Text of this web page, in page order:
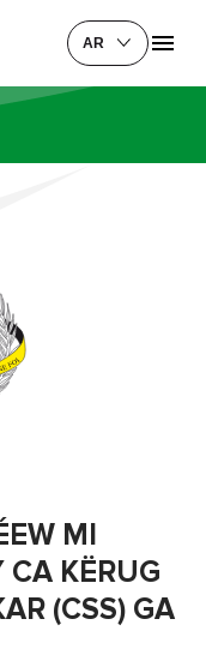
AR
MI
CA KËRUG
(CSS) GA